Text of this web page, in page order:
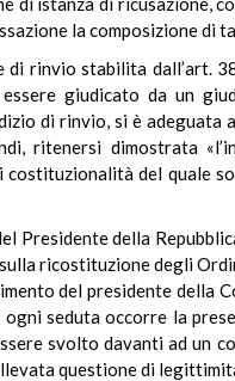
la composizione di
rinvio stabilita dall’art.
giudicato da un
di rinvio, si è
ritenersi dimostrata
costituzionalità del quale
Presidente della
ricostituzione degli
del presidente
seduta occorre la
svolto davanti ad un
questione di